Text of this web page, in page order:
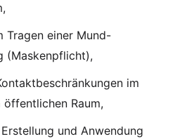
Tragen einer Mund-
(Maskenpflicht),
im
Raum,
und Anwendung